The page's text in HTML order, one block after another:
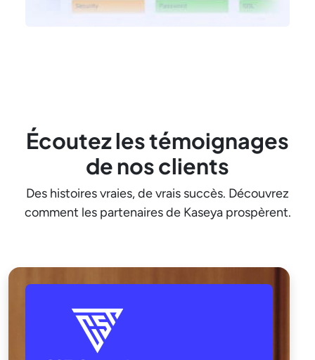
Écoutez les témoignages
de nos clients
Des histoires vraies, de vrais succès. Découvrez
comment les partenaires de Kaseya prospèrent.